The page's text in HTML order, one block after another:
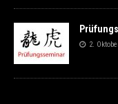
2.